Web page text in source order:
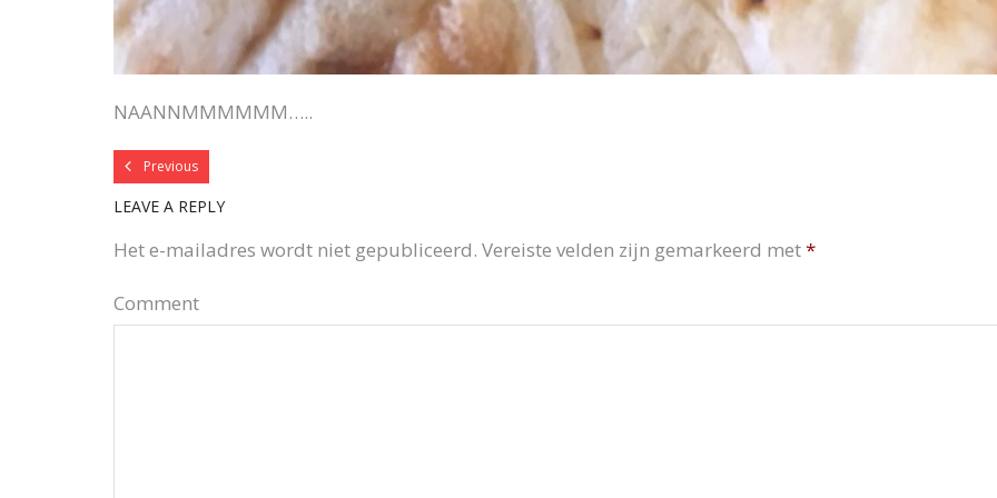
NAANNMMMMMM…..
Previous
LEAVE A REPLY
Het e-mailadres wordt niet gepubliceerd. Vereiste velden zijn gemarkeerd met*
Comment